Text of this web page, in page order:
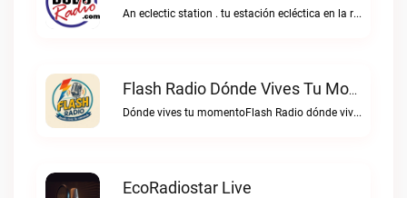
An eclectic station . tu estación ecléctica en la red."Bodoradio live
Flash Radio Dónde Vives Tu Momento Live
Dónde vives tu momentoFlash Radio dónde vives tu momento live
EcoRadiostar Live